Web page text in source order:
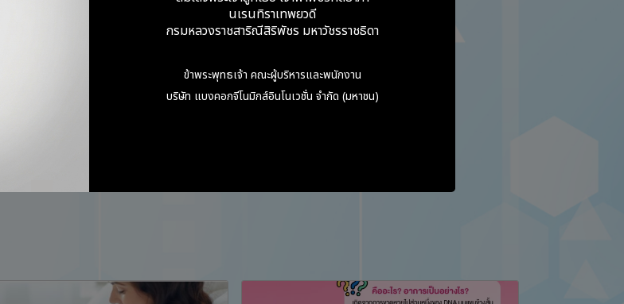
รองทางพันธุกรรมที่มีสาเหตุจาก DiGeorge syndrome แพคเกจ
ารถตรวจคัดกรองความผิดปกติด้านโครโมโซมทั้ง 23 คู่ และ 92 โรค
องชิ้นส่วนพันธุกรรมขนาดเล็กได้
ชี่ยวชาญทางการแพทย์เพื่อข้อมูลเพิ่มเติมและคำแนะนำที่เหมาะสม
DM, Sullivan KE. Chromosome 22q11.2 deletion
velocardiofacial syndrome). Medicine (Baltimore).
นเรนทิราเทพยวดี
กรมหลวงราชสาริณีสิริพัชร มหาวัชรราชธิดา
ข้าพระพุทธเจ้า คณะผู้บริหารและพนักงาน
บริษัท แบงคอกจีโนมิกส์อินโนเวชั่น จำกัด (มหาชน)